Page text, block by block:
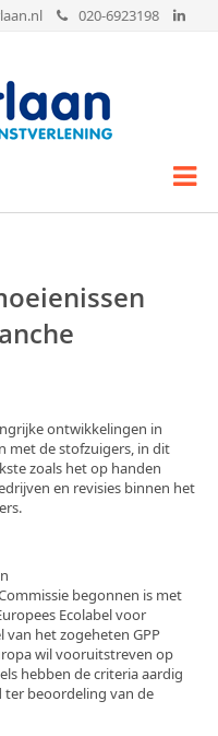
020-6923198
ontwikkelingen in
met de stofzuigers, in dit
zoals het op handen
en revisies binnen het
begonnen is met
Ecolabel voor
het zogeheten GPP
wil vooruitstreven op
hebben de criteria aardig
ter beoordeling van de